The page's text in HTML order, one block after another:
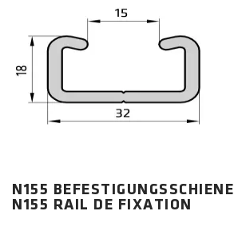
N155 BEFESTIGUNGSSCHIENE
N155 RAIL DE FIXATION